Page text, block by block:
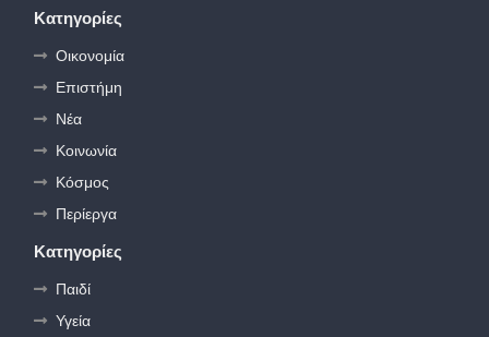
Κατηγορίες
Οικονομία
Επιστήμη
Νέα
Κοινωνία
Κόσμος
Περίεργα
Κατηγορίες
Παιδί
Υγεία